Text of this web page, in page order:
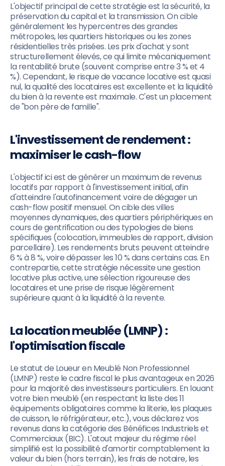
L'objectif principal de cette stratégie est la sécurité, la
préservation du capital et la transmission. On cible
généralement les hypercentres des grandes
métropoles, les quartiers historiques ou les zones
résidentielles très prisées. Les prix d'achat y sont
structurellement élevés, ce qui limite mécaniquement
la rentabilité brute (souvent comprise entre 3 % et 4
%). Cependant, le risque de vacance locative est quasi
nul, la qualité des locataires est excellente et la liquidité
du bien à la revente est maximale. C'est un placement
de "bon père de famille".
L'investissement de rendement :
maximiser le cash-flow
L'objectif ici est de générer un maximum de revenus
locatifs par rapport à l'investissement initial, afin
d'atteindre l'autofinancement voire de dégager un
cash-flow positif mensuel. On cible des villes
moyennes dynamiques, des quartiers périphériques en
cours de gentrification ou des typologies de biens
spécifiques (colocation, immeubles de rapport, division
parcellaire). Les rendements bruts peuvent atteindre
6 % à 8 %, voire dépasser les 10 % dans certains cas. En
contrepartie, cette stratégie nécessite une gestion
locative plus active, une sélection rigoureuse des
locataires et une prise de risque légèrement
supérieure quant à la liquidité à la revente.
La location meublée (LMNP) :
l'optimisation fiscale
Le statut de Loueur en Meublé Non Professionnel
(LMNP) reste le cadre fiscal le plus avantageux en 2026
pour la majorité des investisseurs particuliers. En louant
votre bien meublé (en respectant la liste des 11
équipements obligatoires comme la literie, les plaques
de cuisson, le réfrigérateur, etc.), vous déclarez vos
revenus dans la catégorie des Bénéfices Industriels et
Commerciaux (BIC). L'atout majeur du régime réel
simplifié est la possibilité d'amortir comptablement la
valeur du bien (hors terrain), les frais de notaire, les